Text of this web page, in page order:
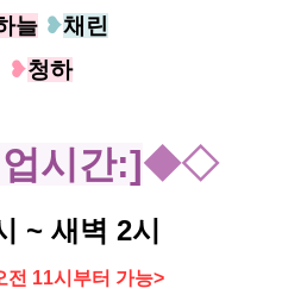
늘❥채린
❥청하
시간 :]◆◇
~ 새벽 2시
전 11시부터 가능>